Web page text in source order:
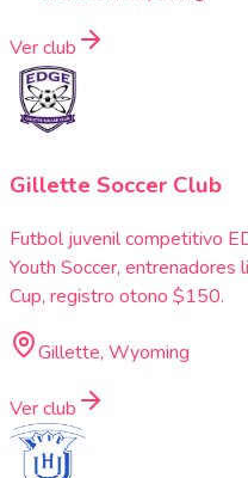
Ver club
Gillette Soccer Club
Futbol juvenil competitivo
Youth Soccer, entrenadores
Cup, registro otono $150.
Gillette, Wyoming
Ver club